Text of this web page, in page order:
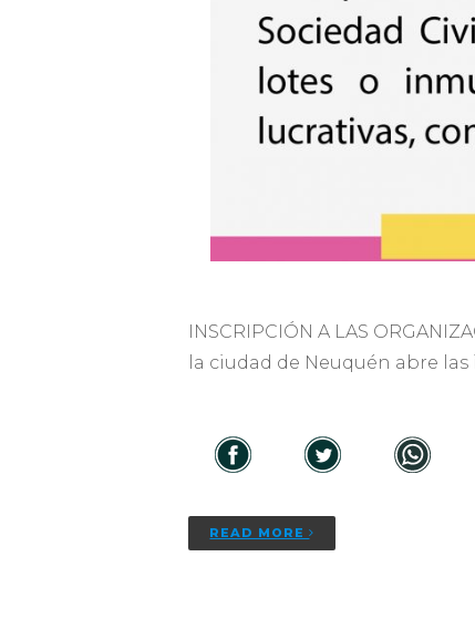
INSCRIPCIÓN A LAS
la ciudad de Neuquén abre
READ MORE